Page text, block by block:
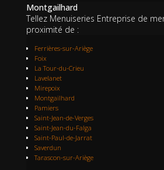
Montgailhard
Tellez Menuiseries Entreprise de
proximité de :
Ferrières-sur-Ariège
Foix
La Tour-du-Crieu
Lavelanet
Mirepoix
Montgailhard
Pamiers
Saint-Jean-de-Verges
Saint-Jean-du-Falga
Saint-Paul-de-Jarrat
Saverdun
Tarascon-sur-Ariège